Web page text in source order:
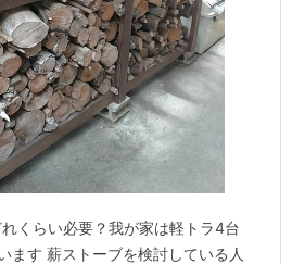
くらい必要？我が家は軽トラ4台
ます 薪ストーブを検討している人